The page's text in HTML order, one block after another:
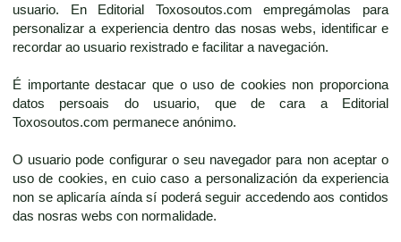
usuario. En Editorial Toxosoutos.com empregámolas para
personalizar a experiencia dentro das nosas webs, identificar e
recordar ao usuario rexistrado e facilitar a navegación.
É importante destacar que o uso de cookies non proporciona
datos persoais do usuario, que de cara a Editorial
Toxosoutos.com permanece anónimo.
O usuario pode configurar o seu navegador para non aceptar o
uso de cookies, en cuio caso a personalización da experiencia
non se aplicaría aínda sí poderá seguir accedendo aos contidos
das nosras webs con normalidade.